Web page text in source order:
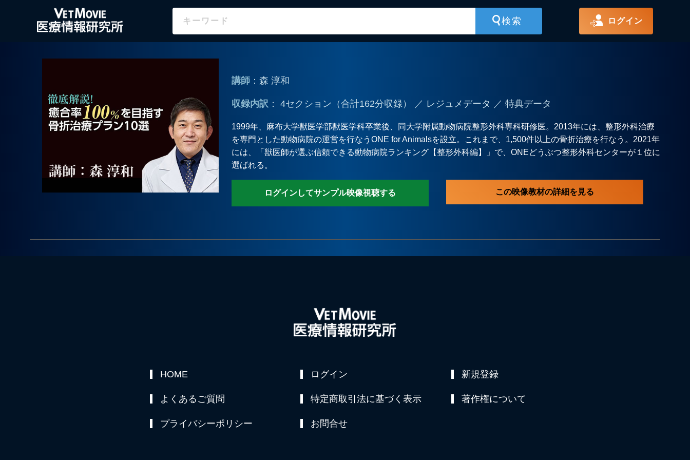
ログイン
講師：森 淳和
収録内訳 ： 4セクション（合計162分収録） ／ レジュメデータ ／ 特典データ
1999年、麻布大学獣医学部獣医学科卒業後、同大学附属動物病院整形外科専科研修医。2013年には、整形外科治療
を専門とした動物病院の運営を行なうONE for Animalsを設立。これまで、1,500件以上の骨折治療を行なう。2021年
には、「獣医師が選ぶ信頼できる動物病院ランキング【整形外科編】」で、ONEどうぶつ整形外科センターが１位に
選ばれる。
ログインしてサンプル映像視聴する この映像教材の詳細を見る
HOME ログイン 新規登録
よくあるご質問 特定商取引法に基づく表示 著作権について
プライバシーポリシー お問合せ